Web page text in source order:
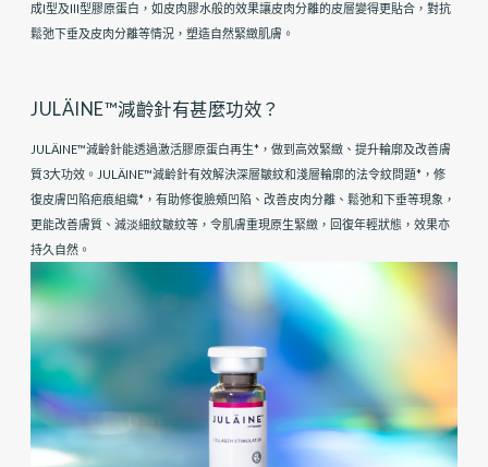
成I型及III型膠原蛋白，如皮肉膠水般的效果讓皮肉分離的皮層變得更貼合，對抗
鬆弛下垂及皮肉分離等情況，塑造自然緊緻肌膚。
JULÄINE™減齡針有甚麼功效？
JULÄINE™減齡針能透過激活膠原蛋白再生*，做到高效緊緻、提升輪廓及改善膚
質3大功效。JULÄINE™減齡針有效解決深層皺紋和淺層輪廓的法令紋問題*，修
復皮膚凹陷疤痕組織*，有助修復臉頰凹陷、改善皮肉分離、鬆弛和下垂等現象，
更能改善膚質、減淡細紋皺紋等，令肌膚重現原生緊緻，回復年輕狀態，效果亦
持久自然。